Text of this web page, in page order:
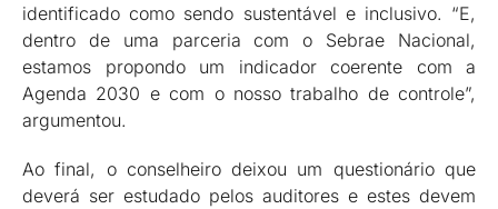
identificado como sendo sustentável e inclusivo. “E,
dentro de uma parceria com o Sebrae Nacional,
estamos propondo um indicador coerente com a
Agenda 2030 e com o nosso trabalho de controle”,
argumentou.
Ao final, o conselheiro deixou um questionário que
deverá ser estudado pelos auditores e estes devem